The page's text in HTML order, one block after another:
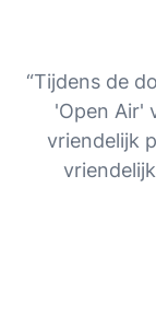
“Tijdens de
'Open Air'
vriendelijk